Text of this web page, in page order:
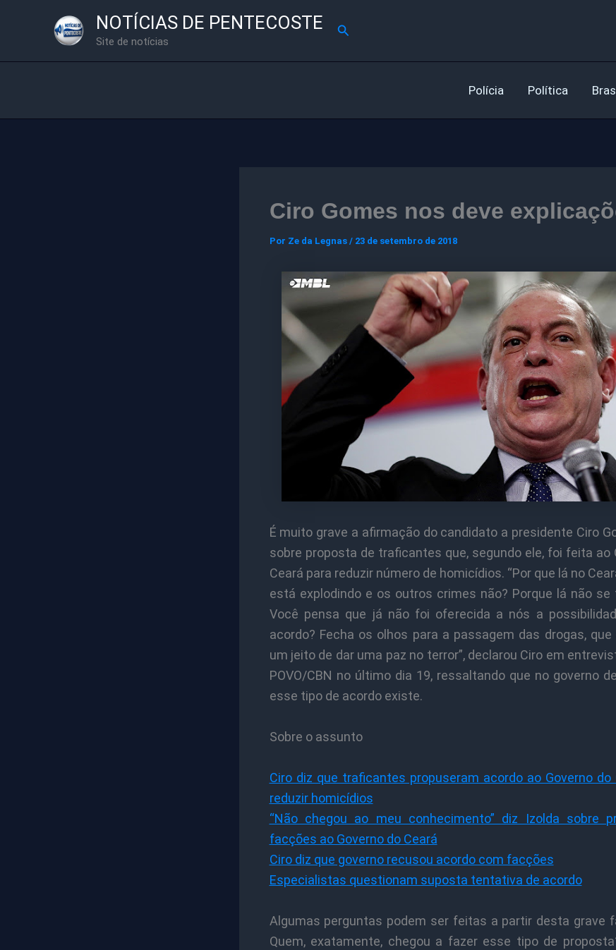
NOTÍCIAS DE PENTECOSTE
Site de notícias
Pesquisar
Polícia Política
Ciro Gomes nos deve
Por Ze da Legnas / 23 de setembro de 2018
É muito grave a afirmação do candidato a presidente Ciro
sobre proposta de traficantes que, segundo ele, foi feita ao
Ceará para reduzir número de homicídios. “Por que lá no
está explodindo e os outros crimes não? Porque lá não se
Você pensa que já não foi oferecida a nós a
acordo? Fecha os olhos para a passagem das drogas,
um jeito de dar uma paz no terror”, declarou Ciro em
POVO/CBN no último dia 19, ressaltando que no governo
esse tipo de acordo existe.
Sobre o assunto
Ciro diz que traficantes propuseram acordo ao Governo do
reduzir homicídios
“Não chegou ao meu conhecimento” diz Izolda sobre
facções ao Governo do Ceará
Ciro diz que governo recusou acordo com facções
Especialistas questionam suposta tentativa de acordo
Algumas perguntas podem ser feitas a partir desta grave
Quem, exatamente, chegou a fazer esse tipo de